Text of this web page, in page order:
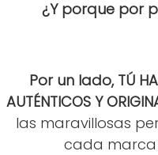
¿Y porque por
Por un lado, TÚ
AUTÉNTICOS Y
las maravillosas
cada marca